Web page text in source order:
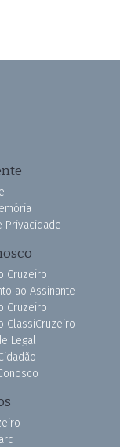
Privacidade
Cruzeiro
ao Assinante
Cruzeiro
ClassiCruzeiro
Legal